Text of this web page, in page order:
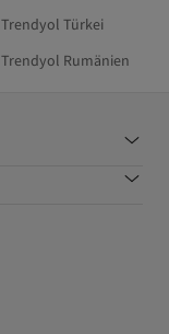
Trendyol Türkei
Trendyol Rumänien